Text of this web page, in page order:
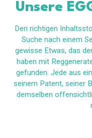
Unsere
Den richtigen
Suche nach einem
gewisse Etwas, das
haben mit
gefunden. Jede aus
seinem Patent, seiner
demselben